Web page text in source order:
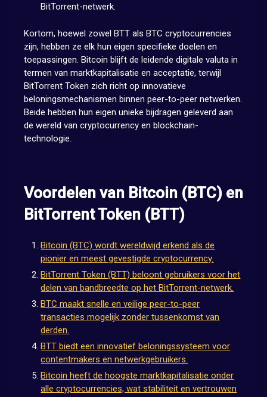
BitTorrent-netwerk.
Kortom, hoewel zowel BTT als BTC cryptocurrencies
zijn, hebben ze elk hun eigen specifieke doelen en
toepassingen. Bitcoin blijft de leidende digitale valuta in
termen van marktkapitalisatie en acceptatie, terwijl
BitTorrent Token zich richt op innovatieve
beloningsmechanismen binnen peer-to-peer netwerken.
Beide hebben hun eigen unieke bijdragen geleverd aan
de wereld van cryptocurrency en blockchain-
technologie.
Voordelen van Bitcoin (BTC) en
BitTorrent Token (BTT)
Bitcoin (BTC) wordt wereldwijd erkend als de
pionier en meest gevestigde cryptocurrency.
BitTorrent Token (BTT) beloont gebruikers voor het
delen van bandbreedte op het BitTorrent-netwerk.
BTC maakt snelle en veilige peer-to-peer
transacties mogelijk zonder tussenkomst van
derden.
BTT biedt een innovatief beloningssysteem voor
contentmakers en netwerkgebruikers.
Bitcoin heeft de hoogste marktkapitalisatie onder
alle cryptocurrencies, wat stabiliteit en vertrouwen